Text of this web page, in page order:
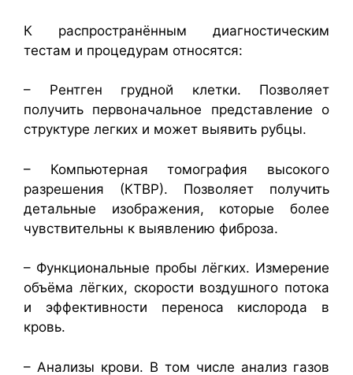
К распространённым диагностическим
тестам и процедурам относятся:
– Рентген грудной клетки. Позволяет
получить первоначальное представление о
структуре легких и может выявить рубцы.
– Компьютерная томография высокого
разрешения (КТВР). Позволяет получить
детальные изображения, которые более
чувствительны к выявлению фиброза.
– Функциональные пробы лёгких. Измерение
объёма лёгких, скорости воздушного потока
и эффективности переноса кислорода в
кровь.
– Анализы крови. В том числе анализ газов